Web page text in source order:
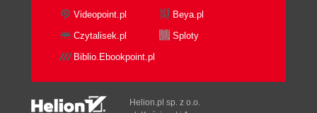
Videopoint.pl
Beya.pl
Czytalisek.pl
Sploty
Biblio.Ebookpoint.pl
Helion.pl sp. z o.o.